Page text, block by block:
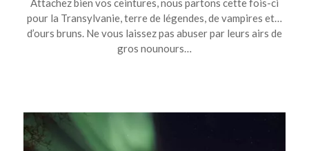
Attachez bien vos ceintures, nous partons cette fois-ci
pour la Transylvanie, terre de légendes, de vampires et…
d’ours bruns. Ne vous laissez pas abuser par leurs airs de
gros nounours…